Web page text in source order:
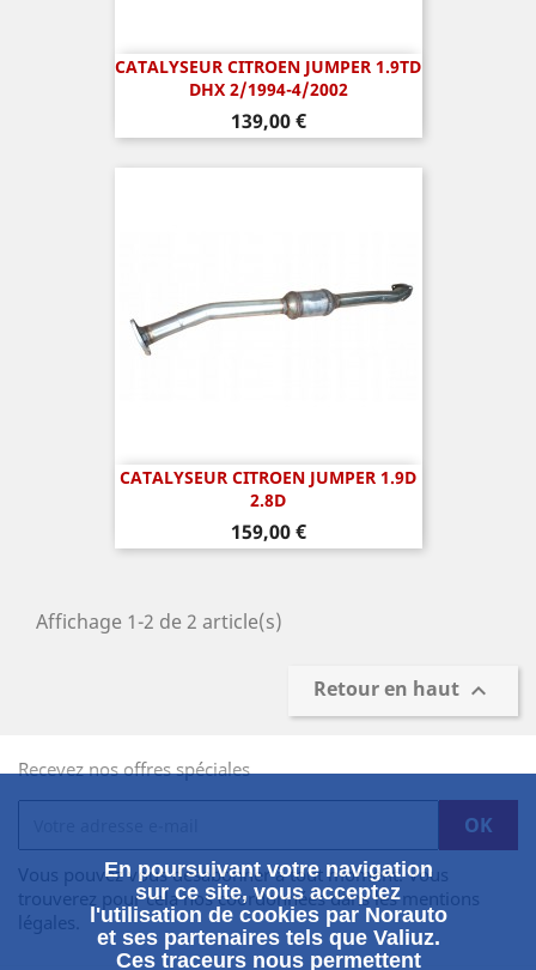
CATALYSEUR CITROEN JUMPER 1.9TD
DHX 2/1994-4/2002
Prix
139,00 €
CATALYSEUR CITROEN JUMPER 1.9D
2.8D
Prix
159,00 €
Affichage 1-2 de 2 article(s)
Retour en haut 
Recevez nos offres spéciales
Vous pouvez vous désabonner à tout moment. Vous
trouverez pour cela nos coordonnées dans les mentions
légales.
En poursuivant votre navigation
sur ce site, vous acceptez
l'utilisation de cookies par Norauto
et ses partenaires tels que Valiuz.
Ces traceurs nous permettent